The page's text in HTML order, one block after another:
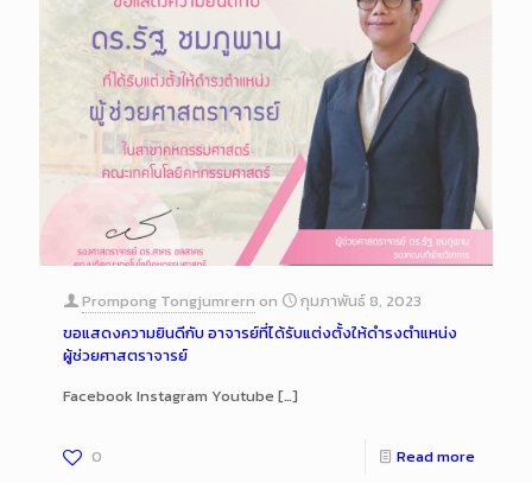
Prompong Tongjumrern on
กุมภาพันธ์ 8, 2023
ขอแสดงความยินดีกับ อาจารย์ที่ได้รับแต่งตั้งให้ดำรงตำแหน่ง
ผู้ช่วยศาสตราจารย์
Facebook Instagram Youtube […]
0 Read more